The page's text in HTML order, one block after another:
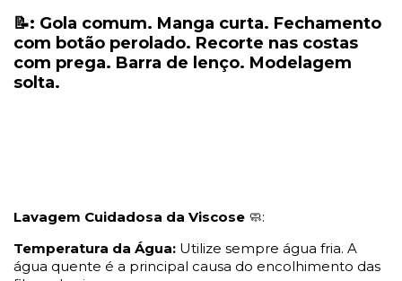
📝: Gola comum. Manga curta. Fechamento
com botão perolado. Recorte nas costas
com prega. Barra de lenço. Modelagem
solta.
Lavagem Cuidadosa da Viscose 🧼:
Temperatura da Água: Utilize sempre água fria. A
água quente é a principal causa do encolhimento das